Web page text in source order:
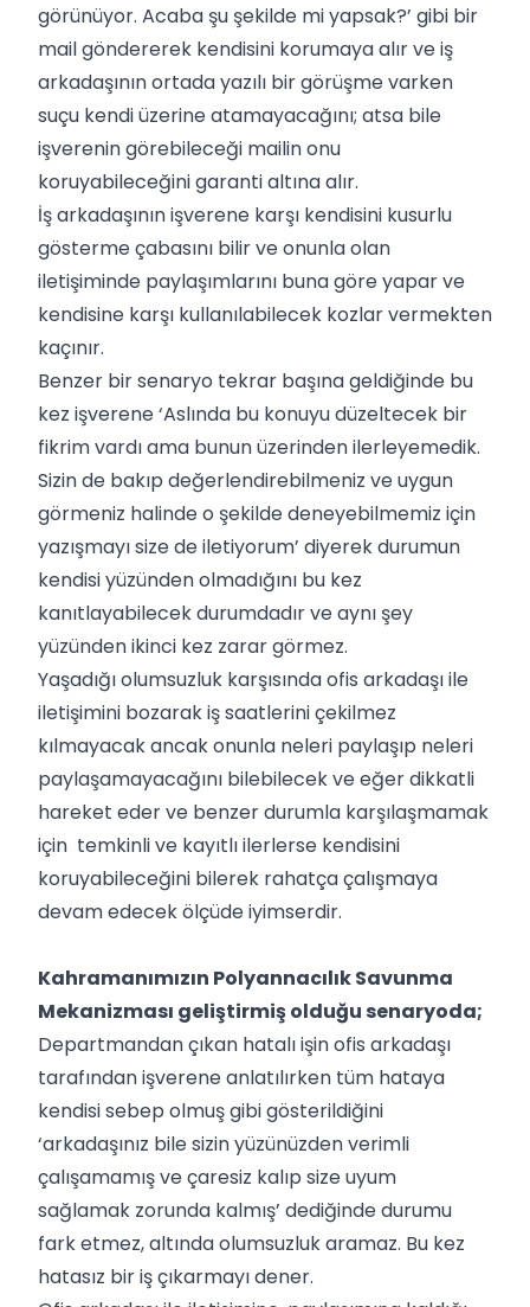
görünüyor. Acaba şu şekilde mi yapsak?’ gibi bir
mail göndererek kendisini korumaya alır ve iş
arkadaşının ortada yazılı bir görüşme varken
suçu kendi üzerine atamayacağını; atsa bile
işverenin görebileceği mailin onu
koruyabileceğini garanti altına alır.
İş arkadaşının işverene karşı kendisini kusurlu
gösterme çabasını bilir ve onunla olan
iletişiminde paylaşımlarını buna göre yapar ve
kendisine karşı kullanılabilecek kozlar vermekten
kaçınır.
Benzer bir senaryo tekrar başına geldiğinde bu
kez işverene ‘Aslında bu konuyu düzeltecek bir
fikrim vardı ama bunun üzerinden ilerleyemedik.
Sizin de bakıp değerlendirebilmeniz ve uygun
görmeniz halinde o şekilde deneyebilmemiz için
yazışmayı size de iletiyorum’ diyerek durumun
kendisi yüzünden olmadığını bu kez
kanıtlayabilecek durumdadır ve aynı şey
yüzünden ikinci kez zarar görmez.
Yaşadığı olumsuzluk karşısında ofis arkadaşı ile
iletişimini bozarak iş saatlerini çekilmez
kılmayacak ancak onunla neleri paylaşıp neleri
paylaşamayacağını bilebilecek ve eğer dikkatli
hareket eder ve benzer durumla karşılaşmamak
için temkinli ve kayıtlı ilerlerse kendisini
koruyabileceğini bilerek rahatça çalışmaya
devam edecek ölçüde iyimserdir.
Kahramanımızın Polyannacılık Savunma
Mekanizması geliştirmiş olduğu senaryoda;
Departmandan çıkan hatalı işin ofis arkadaşı
tarafından işverene anlatılırken tüm hataya
kendisi sebep olmuş gibi gösterildiğini
‘arkadaşınız bile sizin yüzünüzden verimli
çalışamamış ve çaresiz kalıp size uyum
sağlamak zorunda kalmış’ dediğinde durumu
fark etmez, altında olumsuzluk aramaz. Bu kez
hatasız bir iş çıkarmayı dener.